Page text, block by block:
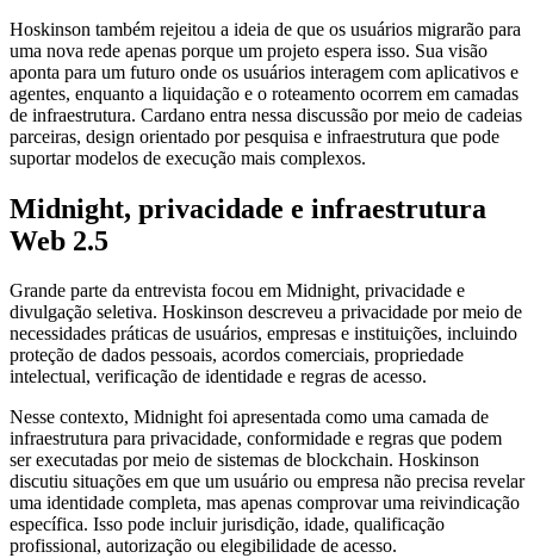
Hoskinson também rejeitou a ideia de que os usuários migrarão para
uma nova rede apenas porque um projeto espera isso. Sua visão
aponta para um futuro onde os usuários interagem com aplicativos e
agentes, enquanto a liquidação e o roteamento ocorrem em camadas
de infraestrutura. Cardano entra nessa discussão por meio de cadeias
parceiras, design orientado por pesquisa e infraestrutura que pode
suportar modelos de execução mais complexos.
Midnight, privacidade e infraestrutura
Web 2.5
Grande parte da entrevista focou em Midnight, privacidade e
divulgação seletiva. Hoskinson descreveu a privacidade por meio de
necessidades práticas de usuários, empresas e instituições, incluindo
proteção de dados pessoais, acordos comerciais, propriedade
intelectual, verificação de identidade e regras de acesso.
Nesse contexto, Midnight foi apresentada como uma camada de
infraestrutura para privacidade, conformidade e regras que podem
ser executadas por meio de sistemas de blockchain. Hoskinson
discutiu situações em que um usuário ou empresa não precisa revelar
uma identidade completa, mas apenas comprovar uma reivindicação
específica. Isso pode incluir jurisdição, idade, qualificação
profissional, autorização ou elegibilidade de acesso.